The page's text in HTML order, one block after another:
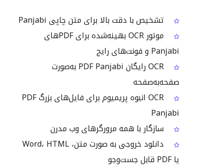
تشخیص با دقت بالا برای متن چاپی Panjabi
موتور OCR بهینه‌شده برای PDFهای
Panjabi و فونت‌های رایج
OCR رایگان PDF Panjabi به‌صورت
صفحه‌به‌صفحه
OCR انبوه پریمیوم برای فایل‌های بزرگ PDF
Panjabi
سازگار با همه مرورگرهای وب مدرن
دانلود خروجی به صورت متن، Word، HTML
یا PDF قابل جست‌وجو